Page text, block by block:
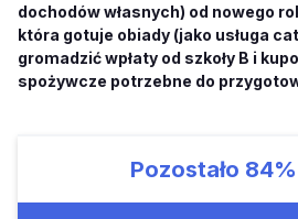
dochodów własnych) od nowego
która gotuje obiady (jako usługa
gromadzić wpłaty od szkoły B i
spożywcze potrzebne do
Pozostało 84%